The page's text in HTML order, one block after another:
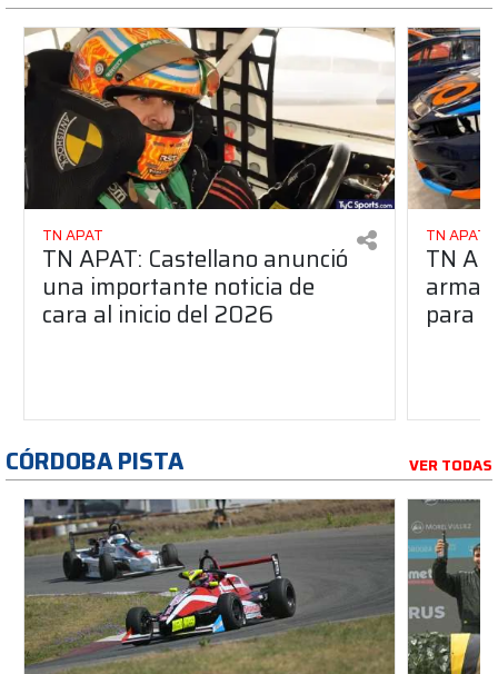
TN APAT
TN APAT: Castellano anunció
una importante noticia de
cara al inicio del 2026
TN APAT
TN
para
CÓRDOBA PISTA VER TODAS